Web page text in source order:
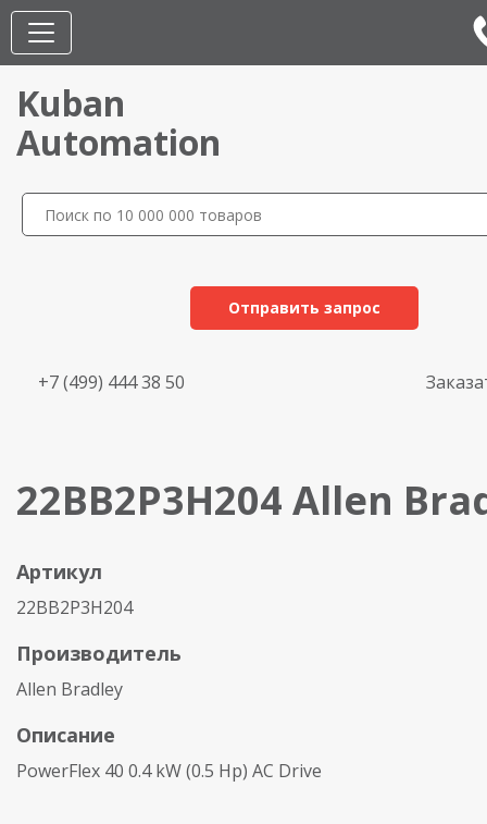
Kuban
Automation
Отправить запрос
+7 (499) 444 38 50
22BB2P3H204 Allen
Артикул
22BB2P3H204
Производитель
Allen Bradley
Описание
PowerFlex 40 0.4 kW (0.5 Hp) AC Drive